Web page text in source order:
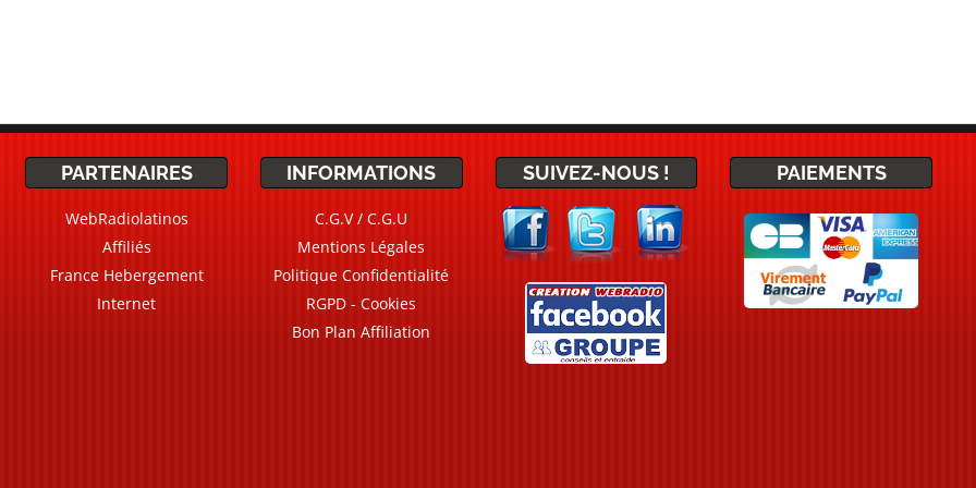
PARTENAIRES
WebRadiolatinos
Affiliés
France Hebergement
Internet
INFORMATIONS
C.G.V / C.G.U
Mentions Légales
Politique Confidentialité
RGPD - Cookies
Bon Plan Affiliation
SUIVEZ-NOUS ! PAIEMENTS